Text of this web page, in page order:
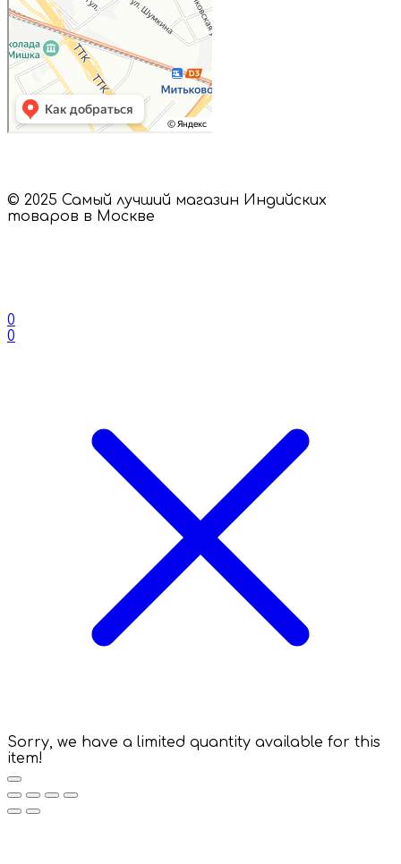
© 2025 Самый лучший магазин Индийских
товаров в Москве
0
0
Sorry, we have a limited quantity available for this
item!